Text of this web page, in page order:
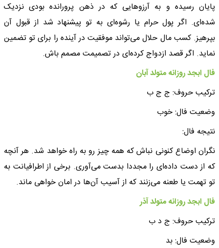
پایان رسیده و به آرزوهایی که در ذهن پرورانده بودی نزدیک
شده‌ای. اگر پول حرام یا رشوه‌ای به تو پیشنهاد شد از قبول آن
بپرهیز. کسب مال حلال می‌تواند موفقیت در آینده را برای تو تضمین
نماید. اگر قصد ازدواج کرده‌ای در تصمیمت مصمم باش.
فال ابجد روزانه متولد آبان
ترکیب حروف: ج ج ب
وضعیت فال: خوب
نتیجه فال:
نگران اوضاع کنونی نباش که همه چیز رو به راه خواهد شد. هر آنچه
که از دست داده‌ای را مجددا بدست می‌آوری. برخی از اطرافیانت به
تو تهمت یا طعنه می‌زنند که از آسیب آن‌ها در امان خواهی ماند.
فال ابجد روزانه متولد آذر
ترکیب حروف: ج د ب
وضعیت فال: بد